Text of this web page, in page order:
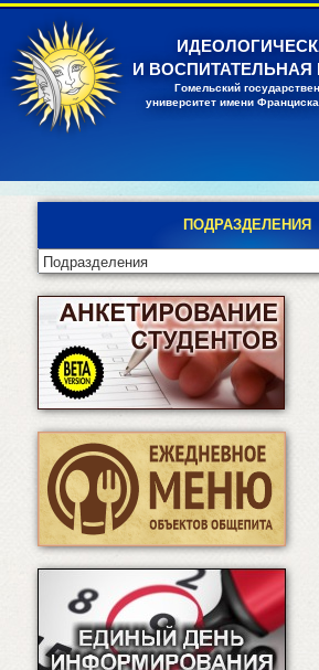
Перейти
основному
содержанию
И ВОСПИТАТЕЛЬНАЯ
Гомельский
университет имени
ПОДРАЗДЕЛЕНИЯ